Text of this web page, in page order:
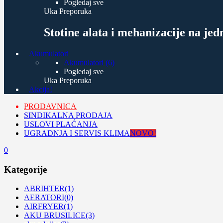
Pogledaj sve
Uka Preporuka
Stotine alata i mehanizacije na
Akumulatori
Akumulatori (6)
Pogledaj sve
Uka Preporuka
Akcija!
PRODAVNICA
SINDIKALNA PRODAJA
USLOVI PLAĆANJA
UGRADNJA I SERVIS KLIMANOVO!
0
Kategorije
ABRIHTER(1)
AERATORI(0)
AIRFRYER(1)
AKU BRUSILICE(3)